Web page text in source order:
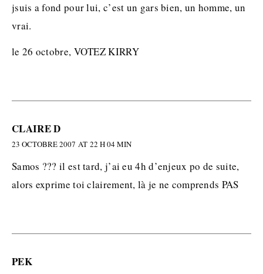
jsuis a fond pour lui, c’est un gars bien, un homme, un
vrai.
le 26 octobre, VOTEZ KIRRY
CLAIRE D
23 OCTOBRE 2007 AT 22 H 04 MIN
Samos ??? il est tard, j’ai eu 4h d’enjeux po de suite,
alors exprime toi clairement, là je ne comprends PAS
PEK